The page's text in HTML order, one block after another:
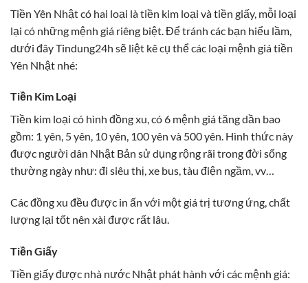
Tiền Yên Nhật có hai loại là tiền kim loại và tiền giấy, mỗi loại
lại có những mệnh giá riêng biệt. Để tránh các bạn hiểu lầm,
dưới đây Tindung24h sẽ liệt kê cụ thể các loại mệnh giá tiền
Yên Nhật nhé:
Tiền Kim Loại
Tiền kim loại có hình đồng xu, có 6 mệnh giá tăng dần bao
gồm: 1 yên, 5 yên, 10 yên, 100 yên và 500 yên. Hình thức này
được người dân Nhật Bản sử dụng rộng rãi trong đời sống
thường ngày như: đi siêu thị, xe bus, tàu điện ngầm, vv…
Các đồng xu đều được in ấn với một giá trị tương ứng, chất
lượng lại tốt nên xài được rất lâu.
Tiền Giấy
Tiền giấy được nhà nước Nhật phát hành với các mệnh giá: